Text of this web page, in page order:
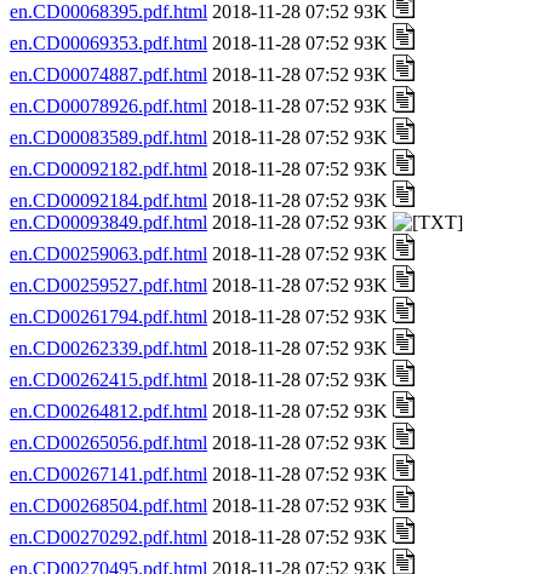
en.CD00068395.pdf.html 2018-11-28 07:52 93K
en.CD00069353.pdf.html 2018-11-28 07:52 93K
en.CD00074887.pdf.html 2018-11-28 07:52 93K
en.CD00078926.pdf.html 2018-11-28 07:52 93K
en.CD00083589.pdf.html 2018-11-28 07:52 93K
en.CD00092182.pdf.html 2018-11-28 07:52 93K
en.CD00092184.pdf.html 2018-11-28 07:52 93K
en.CD00093849.pdf.html 2018-11-28 07:52 93K
en.CD00259063.pdf.html 2018-11-28 07:52 93K
en.CD00259527.pdf.html 2018-11-28 07:52 93K
en.CD00261794.pdf.html 2018-11-28 07:52 93K
en.CD00262339.pdf.html 2018-11-28 07:52 93K
en.CD00262415.pdf.html 2018-11-28 07:52 93K
en.CD00264812.pdf.html 2018-11-28 07:52 93K
en.CD00265056.pdf.html 2018-11-28 07:52 93K
en.CD00267141.pdf.html 2018-11-28 07:52 93K
en.CD00268504.pdf.html 2018-11-28 07:52 93K
en.CD00270292.pdf.html 2018-11-28 07:52 93K
en.CD00270495.pdf.html 2018-11-28 07:52 93K